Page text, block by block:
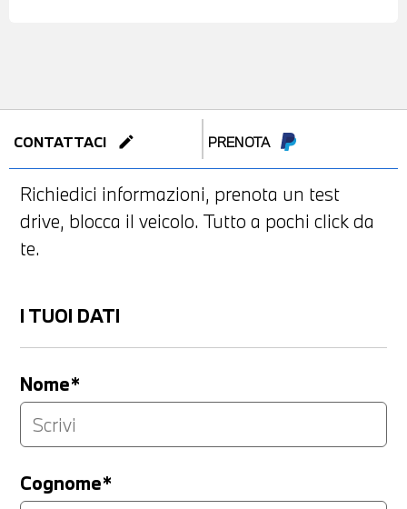
CONTATTACI edit PRENOTA
Richiedici informazioni, prenota un test
drive, blocca il veicolo. Tutto a pochi click da
te.
I TUOI DATI
Nome*
Cognome*